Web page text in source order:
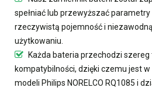
spełniać lub przewyższać parametry
rzeczywistą pojemność i
użytkowaniu.
Każda bateria przechodzi szereg
kompatybilności, dzięki czemu jest
modeli Philips NORELCO RQ1085 i